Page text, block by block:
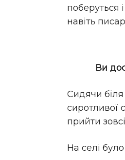
поберуться
навіть
Ви
Сидячи
сиротливої
прийти
На селі